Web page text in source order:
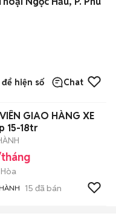
để hiện số Chat
GIAO HÀNG XE
15-18tr
15 đã bán